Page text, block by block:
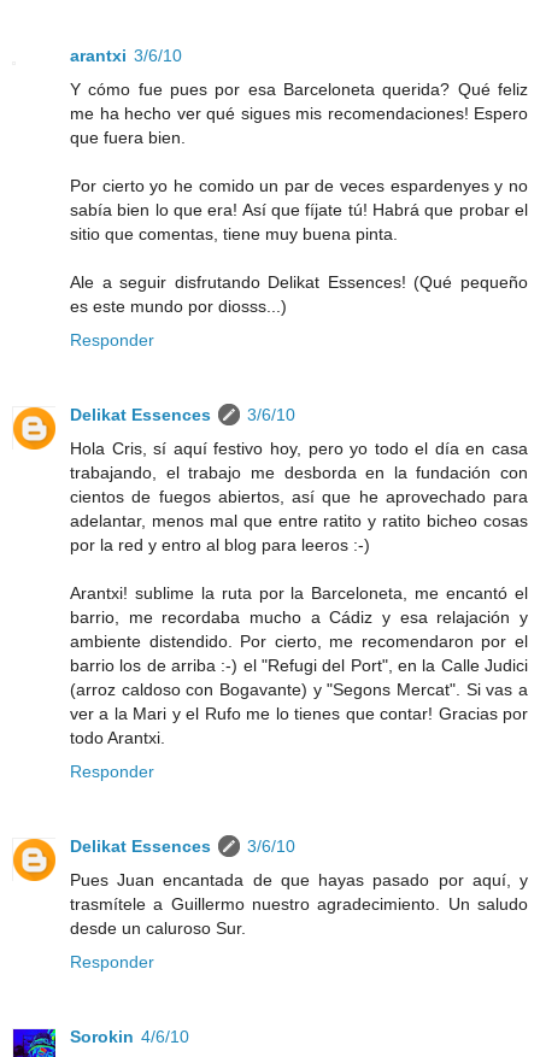
arantxi 3/6/10
Y cómo fue pues por esa Barceloneta querida? Qué feliz
me ha hecho ver qué sigues mis recomendaciones! Espero
que fuera bien.
Por cierto yo he comido un par de veces espardenyes y no
sabía bien lo que era! Así que fíjate tú! Habrá que probar el
sitio que comentas, tiene muy buena pinta.
Ale a seguir disfrutando Delikat Essences! (Qué pequeño
es este mundo por diosss...)
Responder
Delikat Essences
3/6/10
Hola Cris, sí aquí festivo hoy, pero yo todo el día en casa
trabajando, el trabajo me desborda en la fundación con
cientos de fuegos abiertos, así que he aprovechado para
adelantar, menos mal que entre ratito y ratito bicheo cosas
por la red y entro al blog para leeros :-)
Arantxi! sublime la ruta por la Barceloneta, me encantó el
barrio, me recordaba mucho a Cádiz y esa relajación y
ambiente distendido. Por cierto, me recomendaron por el
barrio los de arriba :-) el "Refugi del Port", en la Calle Judici
(arroz caldoso con Bogavante) y "Segons Mercat". Si vas a
ver a la Mari y el Rufo me lo tienes que contar! Gracias por
todo Arantxi.
Responder
Delikat Essences
3/6/10
Pues Juan encantada de que hayas pasado por aquí, y
trasmítele a Guillermo nuestro agradecimiento. Un saludo
desde un caluroso Sur.
Responder
Sorokin 4/6/10